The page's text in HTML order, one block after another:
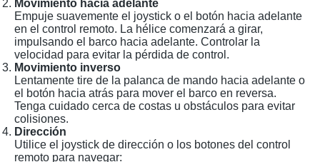
Movimiento hacia adelante
Empuje suavemente el joystick o el botón hacia adelante
en el control remoto. La hélice comenzará a girar,
impulsando el barco hacia adelante. Controlar la
velocidad para evitar la pérdida de control.
Movimiento inverso
Lentamente tire de la palanca de mando hacia adelante o
el botón hacia atrás para mover el barco en reversa.
Tenga cuidado cerca de costas u obstáculos para evitar
colisiones.
Dirección
Utilice el joystick de dirección o los botones del control
remoto para navegar: